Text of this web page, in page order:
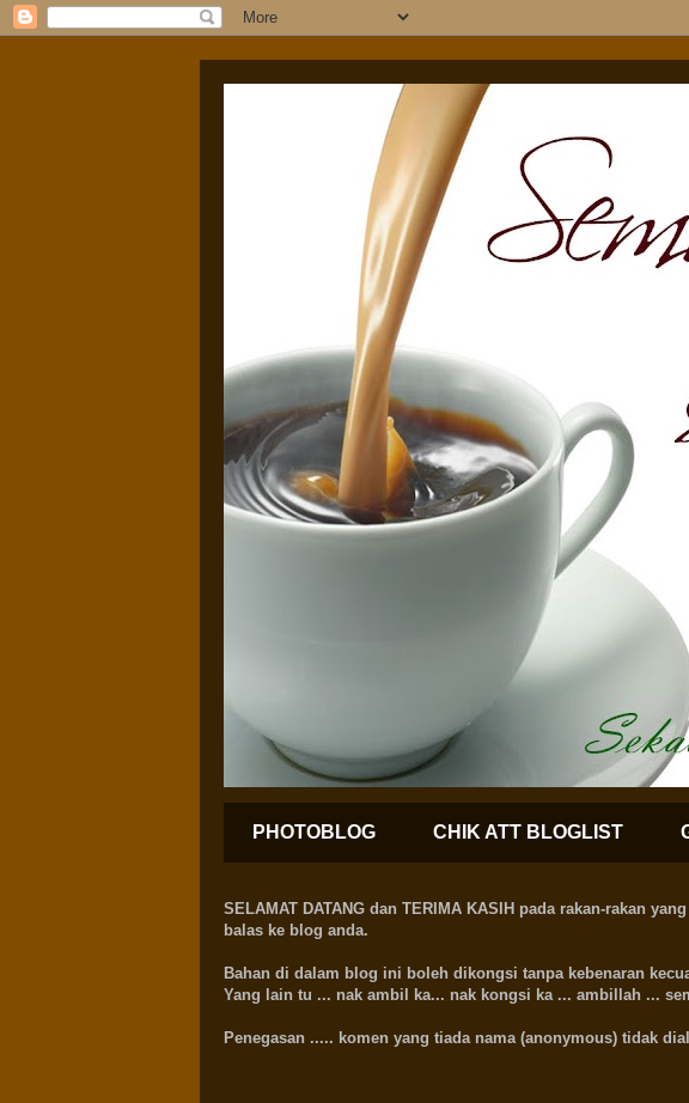
PHOTOBLOG CHIK ATT BLOGLIST
SELAMAT DATANG dan TERIMA KASIH pada rakan-rakan
balas ke blog anda.
Bahan di dalam blog ini boleh dikongsi tanpa kebenaran
Yang lain tu ... nak ambil ka... nak kongsi ka ... ambillah ...
Penegasan ..... komen yang tiada nama (anonymous) tidak